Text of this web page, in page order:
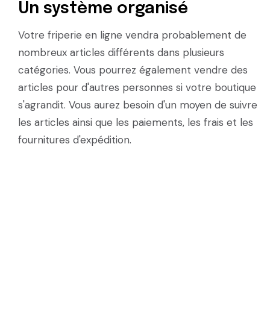
Un système organisé
Votre friperie en ligne vendra probablement de
nombreux articles différents dans plusieurs
catégories. Vous pourrez également vendre des
articles pour d'autres personnes si votre boutique
s'agrandit. Vous aurez besoin d'un moyen de suivre
les articles ainsi que les paiements, les frais et les
fournitures d'expédition.